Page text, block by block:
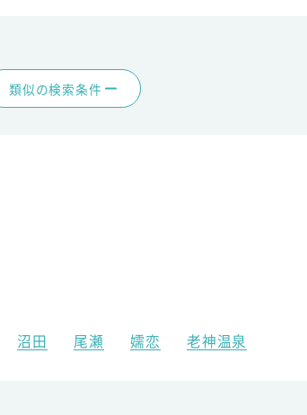
類似の検索条件
沼田 尾瀬 嬬恋 老神温泉